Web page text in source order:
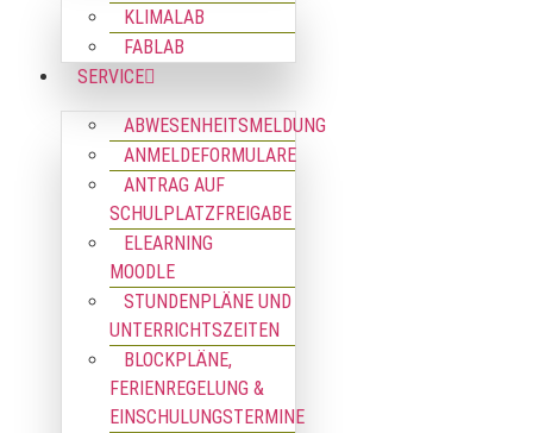
KLIMALAB
FABLAB
SERVICE
ABWESENHEITSMELDUNG
ANMELDEFORMULARE
ANTRAG AUF
SCHULPLATZFREIGABE
ELEARNING
MOODLE
STUNDENPLÄNE UND
UNTERRICHTSZEITEN
BLOCKPLÄNE,
FERIENREGELUNG &
EINSCHULUNGSTERMINE